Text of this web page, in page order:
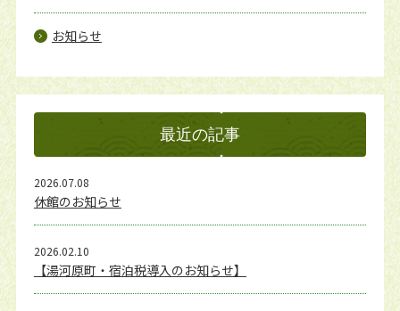
お知らせ
最近の記事
休館のお知らせ
2026.07.08
【湯河原町・宿泊税導入のお知らせ】
2026.02.10